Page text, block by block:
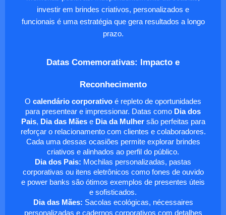
investir em brindes criativos, personalizados e
funcionais é uma estratégia que gera resultados a longo
prazo.
Datas Comemorativas: Impacto e
Reconhecimento
O calendário corporativo é repleto de oportunidades
para presentear e impressionar. Datas como Dia dos
Pais, Dia das Mãese Dia da Mulhersão perfeitas para
reforçar o relacionamento com clientes e colaboradores.
Cada uma dessas ocasiões permite explorar brindes
criativos e alinhados ao perfil do público.
Dia dos Pais: Mochilas personalizadas, pastas
corporativas ou itens eletrônicos como fones de ouvido
e power banks são ótimos exemplos de presentes úteis
e sofisticados.
Dia das Mães: Sacolas ecológicas, nécessaires
personalizadas e cadernos corporativos com detalhes